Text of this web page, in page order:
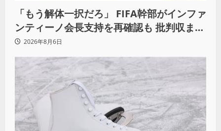
「もう解体一択だろ」 FIFA幹部がインファ
ンティーノ会長支持を再確認も 批判収まら
ず2026年8月6日